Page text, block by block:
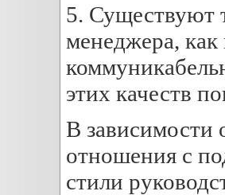
5. Существуют
менеджера,
этих качеств
В зависимости
отношения с
стили